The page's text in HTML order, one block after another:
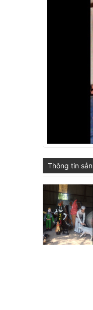
SẢN
ĐIÊU
MÔ
Thông tin